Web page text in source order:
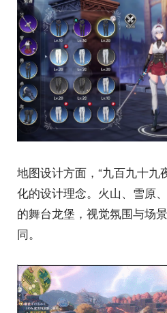
地图设计方面，“九百九十九
化的设计理念。火山、雪原
的舞台龙堡，视觉氛围与场
同。